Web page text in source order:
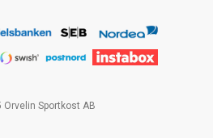
Orvelin Sportkost AB